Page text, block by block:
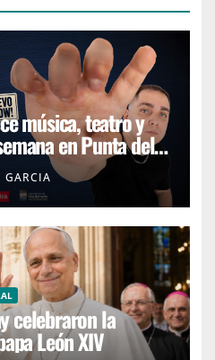
música, teatro y
en Punta del
GARCIA
celebraron la
León XIV